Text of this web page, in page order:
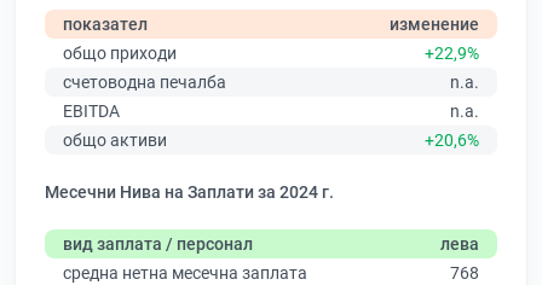
показател
изменение
общо приходи
+22,9%
счетоводна печалба
n.a.
EBITDA
n.a.
общо активи
+20,6%
Месечни Нива на Заплати за 2024 г.
вид заплата / персонал
лева
средна нетна месечна заплата
768